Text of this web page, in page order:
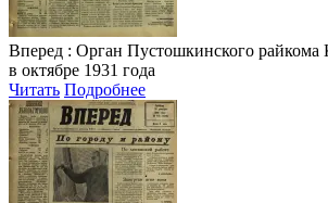
Вперед : Орган Пустошкинского райкома
в октябре 1931 года
Читать Подробнее